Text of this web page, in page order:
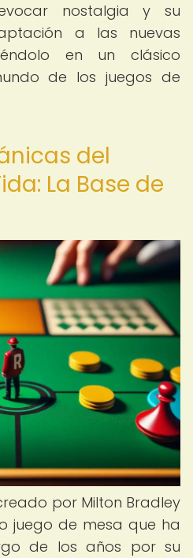
nostalgia y su
a las nuevas
en un clásico
de los juegos de
del
La Base de
por Milton Bradley
juego de mesa que ha
de los años por su